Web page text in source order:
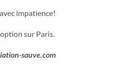
impatience!
sur Paris.
sauve.com